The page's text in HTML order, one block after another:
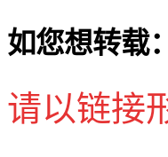
如您想转载：
请以链接